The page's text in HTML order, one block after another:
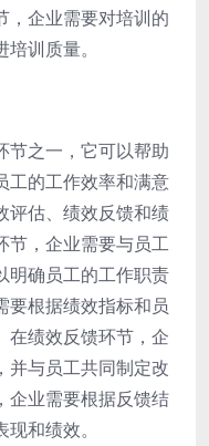
，企业需要对培训的
训质量。
节之一，它可以帮助
工的工作效率和满意
评估、绩效反馈和绩
节，企业需要与员工
明确员工的工作职责
要根据绩效指标和员
在绩效反馈环节，企
并与员工共同制定改
企业需要根据反馈结
和绩效。